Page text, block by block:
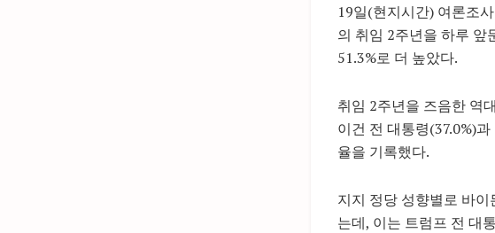
19일(현지시간) 여론조
의 취임 2주년을 하루 앞
51.3%로 더 높았다.
취임 2주년을 즈음한 역
이건 전 대통령(37.0%)
율을 기록했다.
지지 정당 성향별로 바
는데, 이는 트럼프 전 대